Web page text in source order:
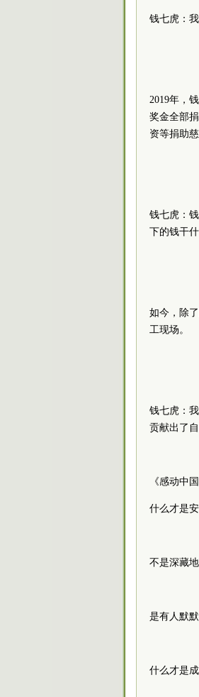
钱七虎：
2019年，
奖金全部
资等捐助
钱七虎：
下的钱干
如今，除
工现场。
钱七虎：
贡献出了自
《感动中
什么才是安
不是深藏
是有人默
什么才是成